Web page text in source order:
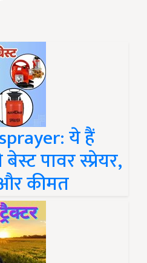
ये हैं
पावर स्प्रेयर,
कीमत